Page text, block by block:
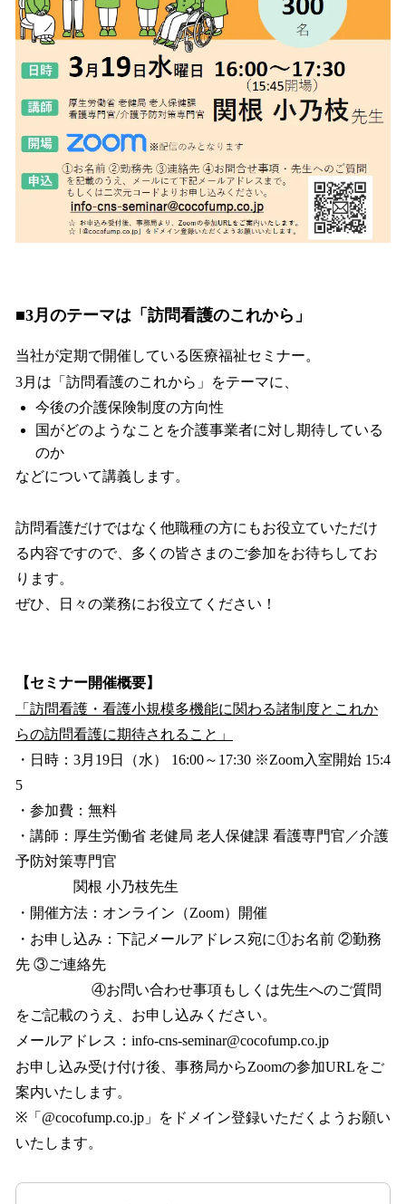
■3月のテーマは「訪問看護のこれから」
当社が定期で開催している医療福祉セミナー。
3月は「訪問看護のこれから」をテーマに、
今後の介護保険制度の方向性
国がどのようなことを介護事業者に対し期待している
のか
などについて講義します。
訪問看護だけではなく他職種の方にもお役立ていただけ
る内容ですので、多くの皆さまのご参加をお待ちしてお
ります。
ぜひ、日々の業務にお役立てください！
【セミナー開催概要】
「訪問看護・看護小規模多機能に関わる諸制度とこれか
らの訪問看護に期待されること」
・日時：3月19日（水） 16:00～17:30 ※Zoom入室開始 15:4
5
・参加費：無料
・講師：厚生労働省 老健局 老人保健課 看護専門官／介護
予防対策専門官
関根 小乃枝先生
・開催方法：オンライン（Zoom）開催
・お申し込み：下記メールアドレス宛に①お名前 ②勤務
先 ③ご連絡先
④お問い合わせ事項もしくは先生へのご質問
をご記載のうえ、お申し込みください。
メールアドレス：info-cns-seminar@cocofump.co.jp
お申し込み受け付け後、事務局からZoomの参加URLをご
案内いたします。
※「@cocofump.co.jp」をドメイン登録いただくようお願い
いたします。